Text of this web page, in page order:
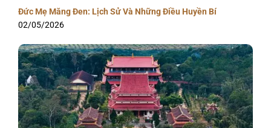
Đức Mẹ Măng Đen: Lịch Sử Và Những Điều Huyền Bí
02/05/2026